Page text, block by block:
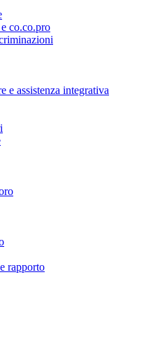
co.co.pro
e assistenza integrativa
rapporto